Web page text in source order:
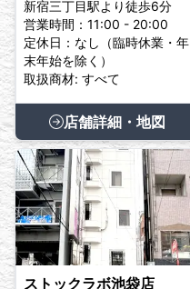
新宿三丁目駅より徒歩6分
営業時間：11:00 - 20:00
定休日：なし（臨時休業・年
末年始を除く）
取扱商材: すべて
店舗詳細・地図
ストックラボ池袋店